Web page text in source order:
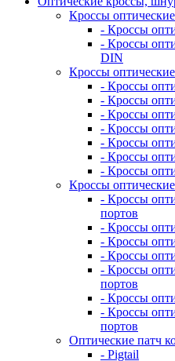
Кроссы
- Кроссы
- Кроссы
DIN
Кроссы
- Кроссы
- Кроссы
- Кроссы
- Кроссы
- Кроссы
- Кроссы
- Кроссы
Кроссы
- Кроссы
портов
- Кроссы
- Кроссы
- Кроссы
- Кроссы
портов
- Кроссы
- Кроссы
портов
Оптические патч
- Pigtail